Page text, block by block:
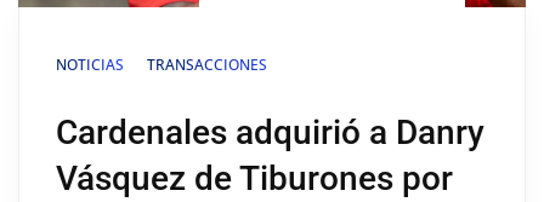
NOTICIAS TRANSACCIONES
Cardenales adquirió a Danry
Vásquez de Tiburones por